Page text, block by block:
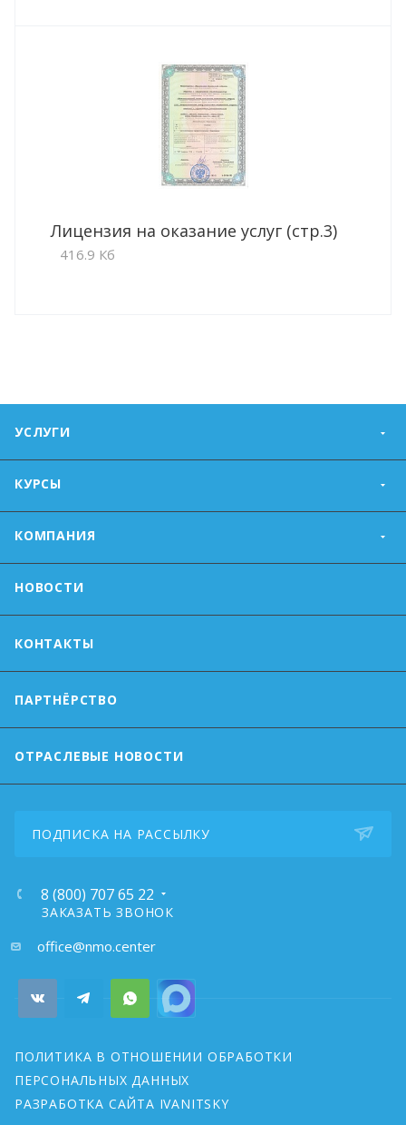
Лицензия на оказание услуг (стр.3)
416.9 Кб
УСЛУГИ
КУРСЫ
КОМПАНИЯ
НОВОСТИ
КОНТАКТЫ
ПАРТНЁРСТВО
ОТРАСЛЕВЫЕ НОВОСТИ
ПОДПИСКА НА РАССЫЛКУ
8 (800) 707 65 22
ЗАКАЗАТЬ ЗВОНОК
почта:office@nmo.center
ПОЛИТИКА В ОТНОШЕНИИ ОБРАБОТКИ
ПЕРСОНАЛЬНЫХ ДАННЫХ
РАЗРАБОТКА САЙТА IVANITSKY